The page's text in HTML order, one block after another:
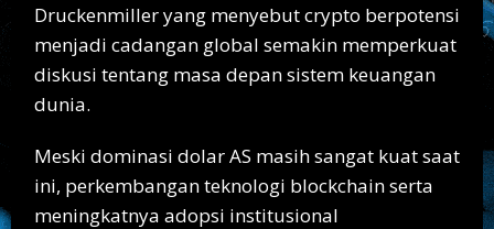
Druckenmiller yang menyebut crypto berpotensi
menjadi cadangan global semakin memperkuat
diskusi tentang masa depan sistem keuangan
dunia.
Meski dominasi dolar AS masih sangat kuat saat
ini, perkembangan teknologi blockchain serta
meningkatnya adopsi institusional